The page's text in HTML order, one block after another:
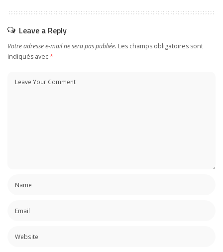
Leave a Reply
Votre adresse e-mail ne sera pas publiée. Les champs obligatoires sont
indiqués avec*